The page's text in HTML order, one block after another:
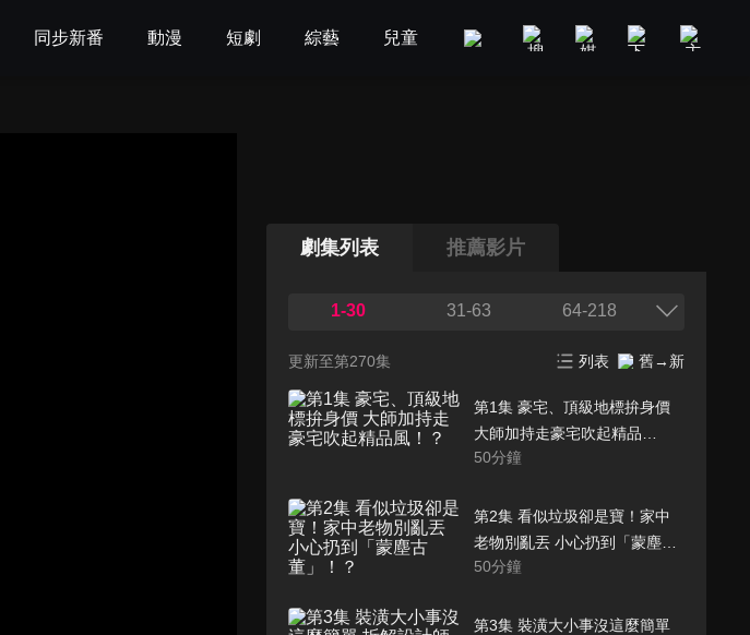
同步新番 動漫 短劇 綜藝 兒童 GOOD TV 娛樂 美食旅遊
劇集列表 推薦影片
1-30 31-63 64-218
更新至第270集 列表 舊→新
第1集 豪宅、頂級地標拚身價
大師加持走豪宅吹起精品
風！？
50分鐘
第2集 看似垃圾卻是寶！家中
老物別亂丟 小心扔到「蒙塵古
董」！？
50分鐘
第3集 裝潢大小事沒這麼簡單